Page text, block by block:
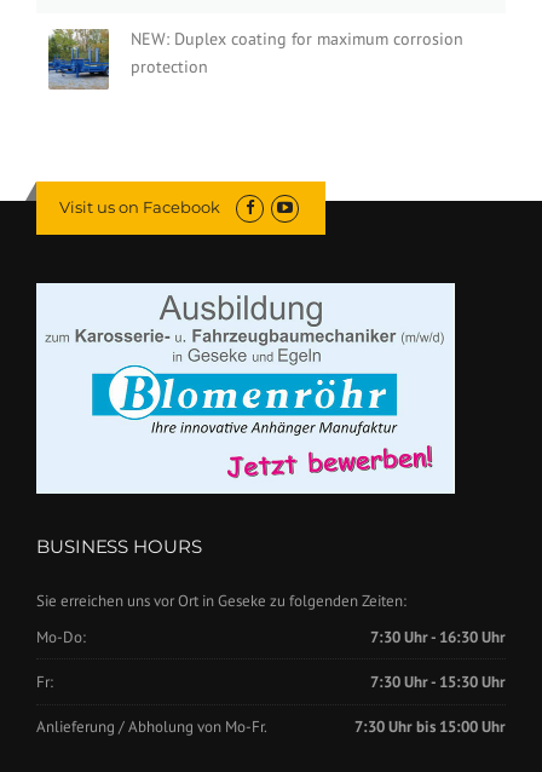
NEW: Duplex coating for maximum corrosion
protection
Visit us on Facebook
BUSINESS HOURS
Sie erreichen uns vor Ort in Geseke zu folgenden Zeiten:
Mo-Do:
7:30 Uhr - 16:30 Uhr
Fr: 7:30 Uhr - 15:30 Uhr
Anlieferung / Abholung von Mo-Fr. 7:30 Uhr bis 15:00 Uhr